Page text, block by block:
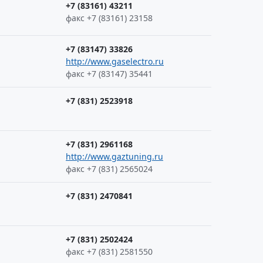
+7 (83161) 43211
факс +7 (83161) 23158
+7 (83147) 33826
http://www.gaselectro.ru
факс +7 (83147) 35441
+7 (831) 2523918
+7 (831) 2961168
http://www.gaztuning.ru
факс +7 (831) 2565024
+7 (831) 2470841
+7 (831) 2502424
факс +7 (831) 2581550